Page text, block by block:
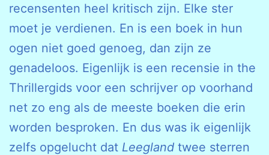
recensenten heel kritisch zijn. Elke ster
moet je verdienen. En is een boek in hun
ogen niet goed genoeg, dan zijn ze
genadeloos. Eigenlijk is een recensie in the
Thrillergids voor een schrijver op voorhand
net zo eng als de meeste boeken die erin
worden besproken. En dus was ik eigenlijk
zelfs opgelucht dat Leegland twee sterren